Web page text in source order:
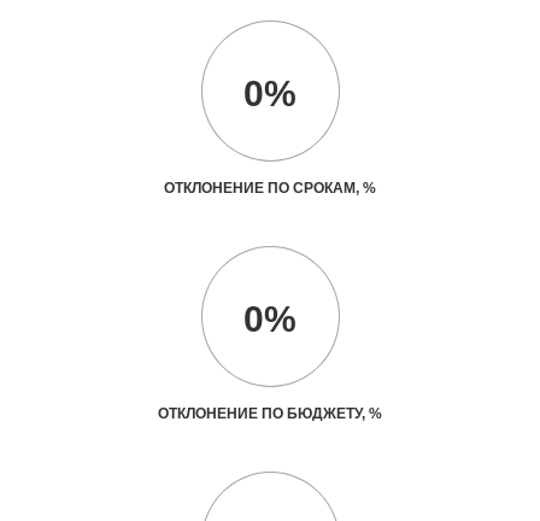
0%
ОТКЛОНЕНИЕ ПО СРОКАМ, %
0%
ОТКЛОНЕНИЕ ПО БЮДЖЕТУ, %